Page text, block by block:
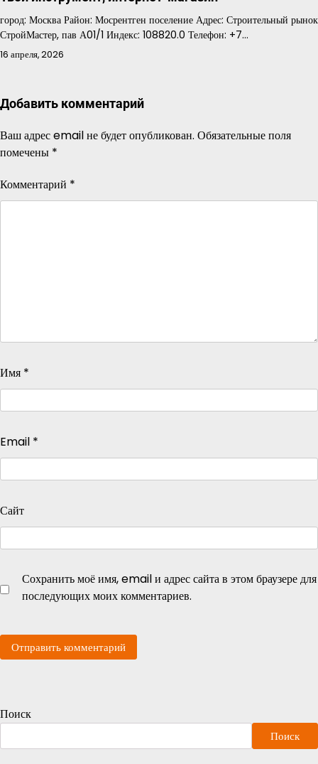
город: Москва Район: Мосрентген поселение Адрес: Строительный рынок
СтройМастер, пав А01/1 Индекс: 108820.0 Телефон: +7…
16 апреля, 2026
Добавить комментарий
Ваш адрес email не будет опубликован. Обязательные поля
помечены *
Комментарий *
Имя *
Email *
Сайт
Сохранить моё имя, email и адрес сайта в этом браузере для
последующих моих комментариев.
Поиск
Поиск